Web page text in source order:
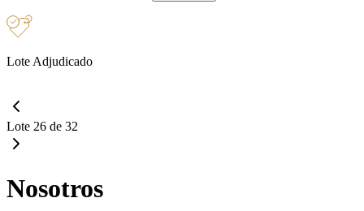
Lote Adjudicado
Lote 26 de 32
Nosotros